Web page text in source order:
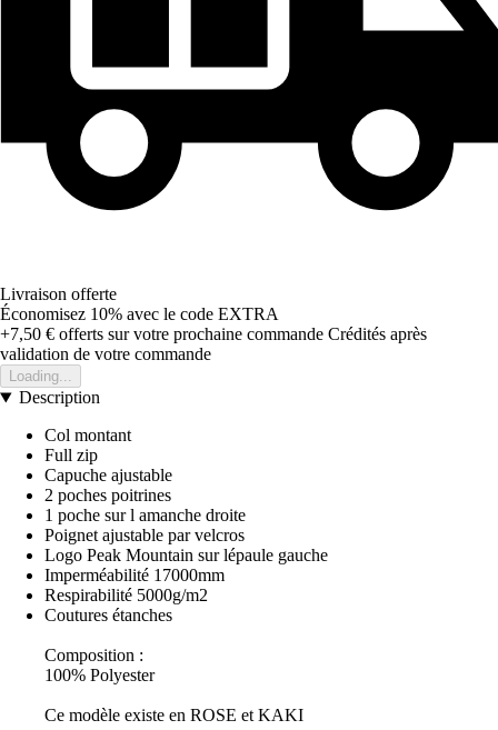
Livraison offerte
Économisez 10% avec le code EXTRA
+7,50 € offerts sur votre prochaine commande Crédités après
validation de votre commande
Loading...
Description
Col montant
Full zip
Capuche ajustable
2 poches poitrines
1 poche sur l amanche droite
Poignet ajustable par velcros
Logo Peak Mountain sur lépaule gauche
Imperméabilité 17000mm
Respirabilité 5000g/m2
Coutures étanches
Composition :
100% Polyester
Ce modèle existe en ROSE et KAKI